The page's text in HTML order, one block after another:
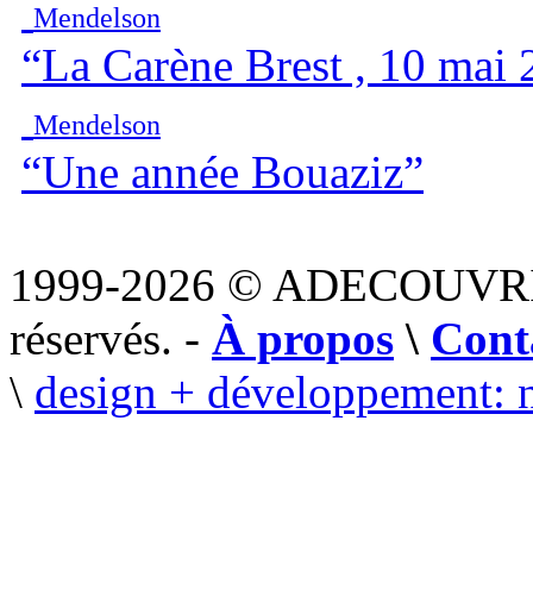
Mendelson
“La Carène Brest , 10 mai
Mendelson
“Une année Bouaziz”
1999-2026 ©
réservés. - À propos \
\ design + développement: